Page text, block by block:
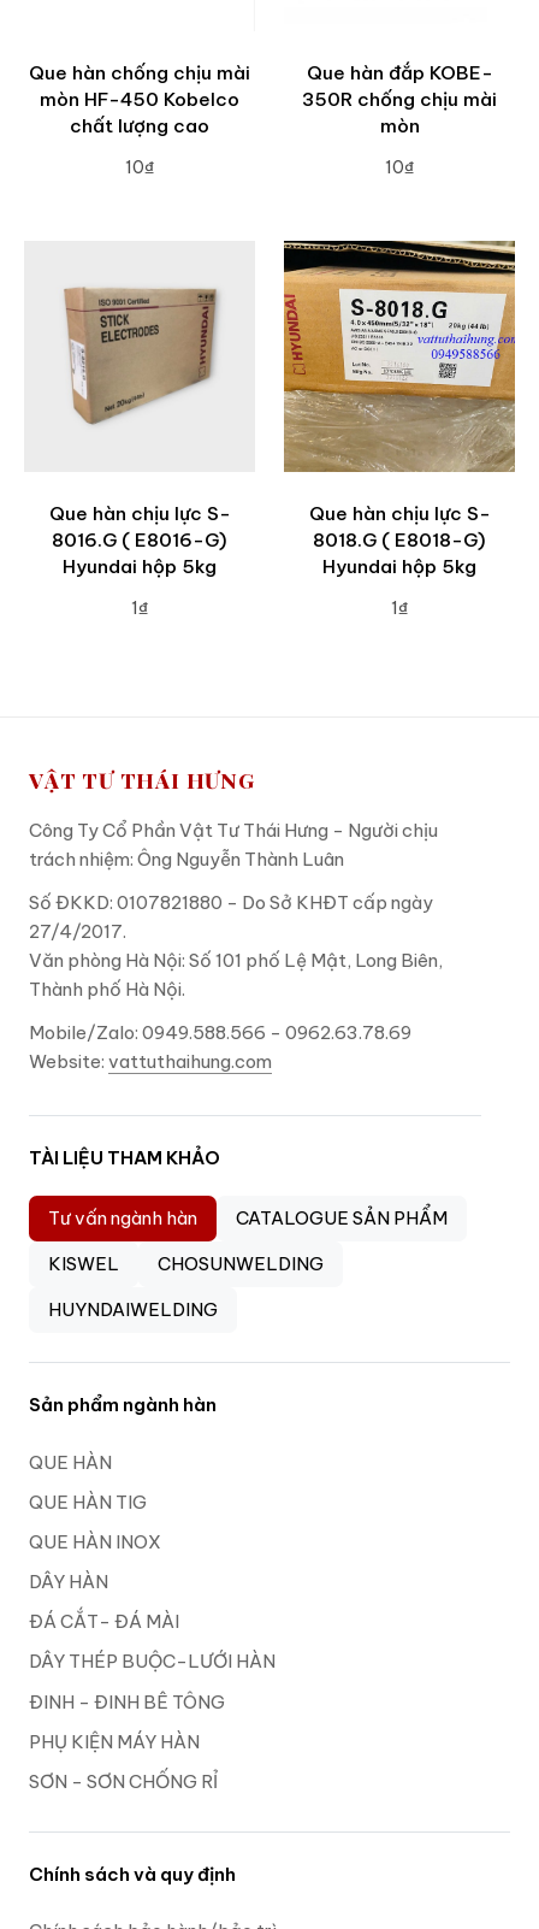
Que hàn chống chịu mài
mòn HF-450 Kobelco
chất lượng cao
10₫
Que hàn đắp KOBE-
350R chống chịu mài
mòn
10₫
Que hàn chịu lực S-
8016.G ( E8016-G)
Hyundai hộp 5kg
1₫
Que hàn chịu lực S-
8018.G ( E8018-G)
Hyundai hộp 5kg
1₫
VẬT TƯ THÁI HƯNG
Công Ty Cổ Phần Vật Tư Thái Hưng - Người chịu
trách nhiệm: Ông Nguyễn Thành Luân
Số ĐKKD: 0107821880 - Do Sở KHĐT cấp ngày
27/4/2017.
Văn phòng Hà Nội: Số 101 phố Lệ Mật, Long Biên,
Thành phố Hà Nội.
Mobile/Zalo: 0949.588.566 - 0962.63.78.69
Website: vattuthaihung.com
TÀI LIỆU THAM KHẢO
Tư vấn ngành hàn
CATALOGUE SẢN PHẨM
KISWEL
CHOSUNWELDING
HUYNDAIWELDING
Sản phẩm ngành hàn
QUE HÀN
QUE HÀN TIG
QUE HÀN INOX
DÂY HÀN
ĐÁ CẮT- ĐÁ MÀI
DÂY THÉP BUỘC-LƯỚI HÀN
ĐINH - ĐINH BÊ TÔNG
PHỤ KIỆN MÁY HÀN
SƠN - SƠN CHỐNG RỈ
Chính sách và quy định